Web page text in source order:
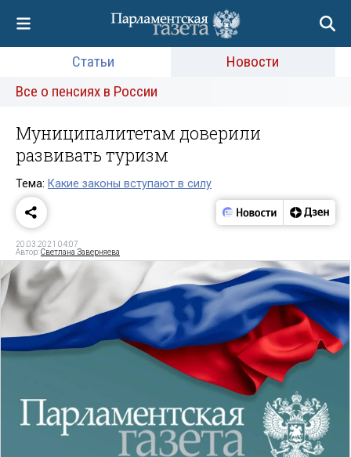
Статьи
Новости
Все о пенсиях в России
Муниципалитетам доверили
развивать туризм
Тема: Какие законы вступают в силу
20.03.2021 04:07
Автор:Светлана Заверняева